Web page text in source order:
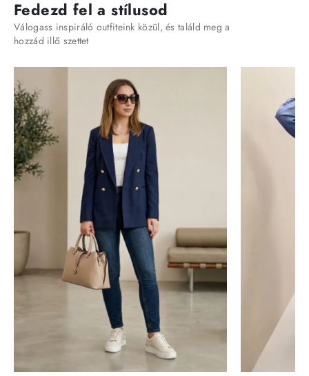
Fedezd fel a stílusod
Válogass inspiráló outfiteink közül, és találd meg a
hozzád illő szettet